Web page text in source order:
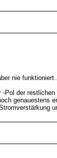
nie
der
genauestens